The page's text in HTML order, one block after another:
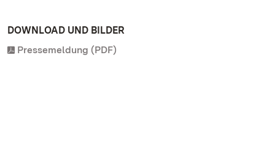
DOWNLOAD UND BILDER
Pressemeldung (PDF)